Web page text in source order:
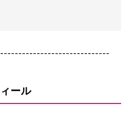
ール